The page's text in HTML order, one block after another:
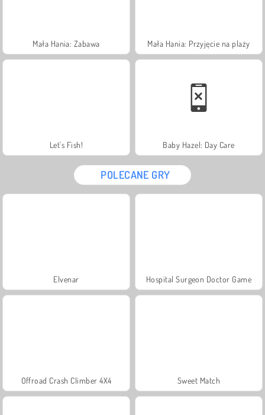
Mała Hania: Zabawa Mała Hania: Przyjęcie na plaży
Let's Fish! Baby Hazel: Day Care
POLECANE GRY
Elvenar Hospital Surgeon Doctor Game
Offroad Crash Climber 4X4 Sweet Match